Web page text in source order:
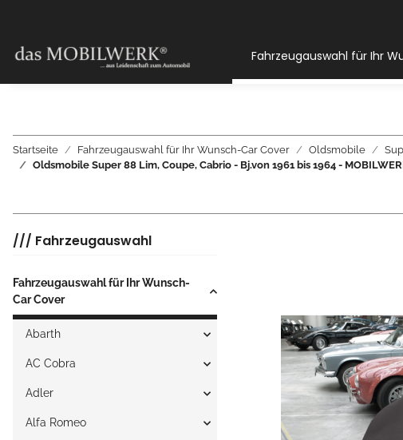
Fahrzeugauswahl für Ihr
Startseite Fahrzeugauswahl für Ihr Wunsch-Car Cover Oldsmobile
Oldsmobile Super 88 Lim, Coupe, Cabrio - Bj.von 1961 bis 1964 -
/// Fahrzeugauswahl
Fahrzeugauswahl für Ihr Wunsch-
Car Cover
Abarth
AC Cobra
Adler
Alfa Romeo